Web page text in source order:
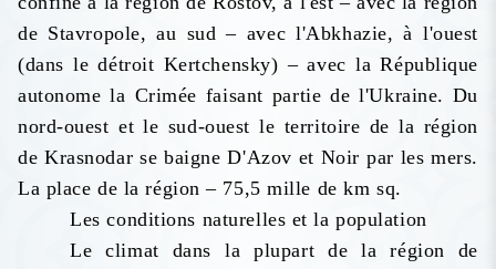
de Stavropole, au sud – avec l'Abkhazie, à l'ouest
(dans le détroit Kertchensky) – avec la République
autonome la Crimée faisant partie de l'Ukraine. Du
nord-ouest et le sud-ouest le territoire de la région
de Krasnodar se baigne D'Azov et Noir par les mers.
La place de la région – 75,5 mille de km sq.
Les conditions naturelles et la population
Le climat dans la plupart de la région de